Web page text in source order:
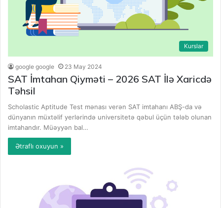
Kurslar
google google 23 May 2024
SAT İmtahan Qiyməti – 2026 SAT İlə Xaricdə
Təhsil
Scholastic Aptitude Test mənası verən SAT imtahanı ABŞ-da və
dünyanın müxtəlif yerlərində universitetə qəbul üçün tələb olunan
imtahandır. Müəyyən bal…
Ətraflı oxuyun »